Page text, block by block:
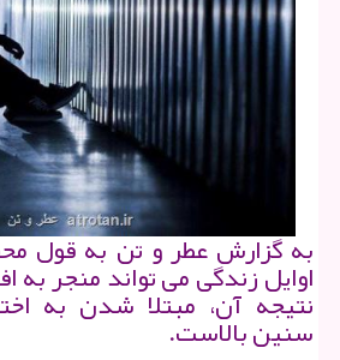
به گزارش عطر و تن به قول
اوایل زندگی می تواند منجر به
نتیجه آن، مبتلا شدن به
سنین بالاست.